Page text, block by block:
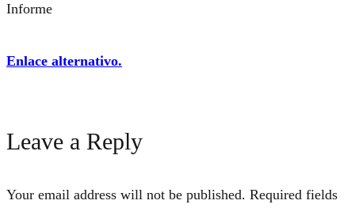
Informe
Enlace alternativo.
Leave a Reply
Your email address will not be published. Required fields